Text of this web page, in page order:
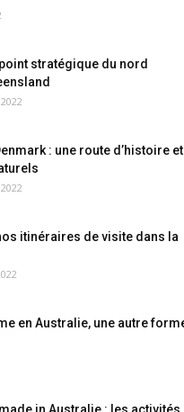
stratégique du nord
: une route d’histoire et
itinéraires de visite dans la
en Australie, une autre